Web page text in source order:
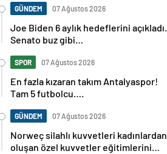
GÜNDEM 07 Ağustos 2026
Joe Biden 6 aylık hedeflerini açıkladı.
Senato buz gibi…
SPOR 07 Ağustos 2026
En fazla kızaran takım Antalyaspor!
Tam 5 futbolcu….
GÜNDEM 07 Ağustos 2026
Norweç silahlı kuvvetleri kadınlardan
oluşan özel kuvvetler eğitimlerini